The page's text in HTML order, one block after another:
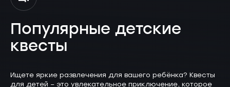
Популярные детские
квесты
Ищете яркие развлечения для вашего ребёнка? Квесты
для детей – это увлекательное приключение, которое